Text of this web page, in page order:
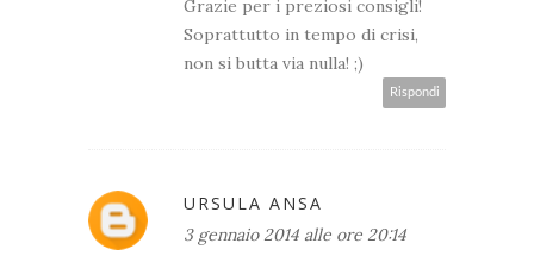
Grazie per i preziosi consigli!
Soprattutto in tempo di crisi,
non si butta via nulla! ;)
Rispondi
URSULA ANSA
3 gennaio 2014 alle ore 20:14